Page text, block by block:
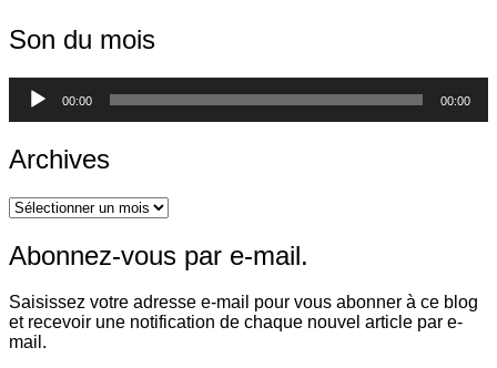
Son du mois
Lecteur
audio
00:00 00:00
Archives
Archives
Abonnez-vous par e-mail.
Saisissez votre adresse e-mail pour vous abonner à ce blog
et recevoir une notification de chaque nouvel article par e-
mail.